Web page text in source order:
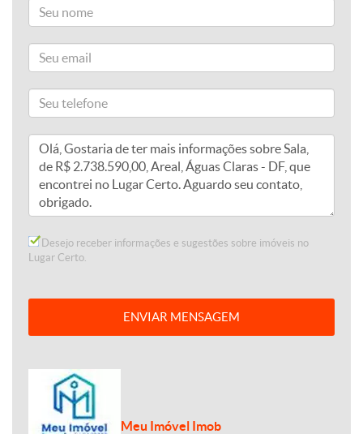
Desejo receber informações e sugestões sobre imóveis no
Lugar Certo.
ENVIAR MENSAGEM
Meu Imóvel Imob